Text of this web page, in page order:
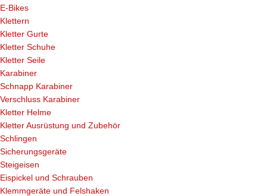
E-Bikes
Klettern
Kletter Gurte
Kletter Schuhe
Kletter Seile
Karabiner
Schnapp Karabiner
Verschluss Karabiner
Kletter Helme
Kletter Ausrüstung und Zubehör
Schlingen
Sicherungsgeräte
Steigeisen
Eispickel und Schrauben
Klemmgeräte und Felshaken